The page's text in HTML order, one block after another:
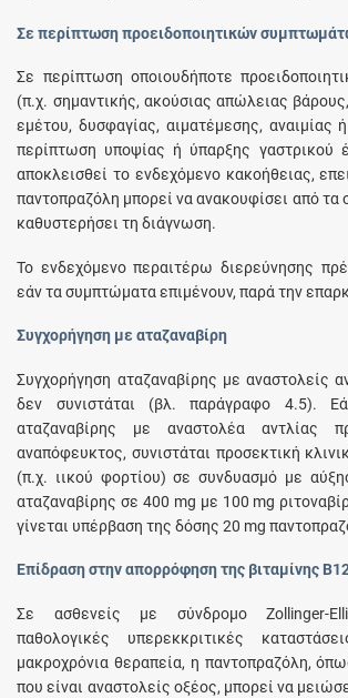
Σε περίπτωση προειδοποιητικών
Σε περίπτωση οποιουδήποτε
(π.χ. σημαντικής, ακούσιας απώλειας
εμέτου, δυσφαγίας, αιματέμεσης, αναιμίας
περίπτωση υποψίας ή ύπαρξης γαστρικού
αποκλεισθεί το ενδεχόμενο κακοήθειας,
παντοπραζόλη μπορεί να ανακουφίσει από τα
καθυστερήσει τη διάγνωση.
Το ενδεχόμενο περαιτέρω διερεύνησης
εάν τα συμπτώματα επιμένουν, παρά την
Συγχορήγηση με αταζαναβίρη
Συγχορήγηση αταζαναβίρης με αναστολείς
δεν συνιστάται (βλ. παράγραφο 4.5).
αταζαναβίρης με αναστολέα αντλίας
αναπόφευκτος, συνιστάται προσεκτική
(π.χ. ιικού φορτίου) σε συνδυασμό με
αταζαναβίρης σε 400 mg με 100 mg
γίνεται υπέρβαση της δόσης 20 mg
Επίδραση στην απορρόφηση της βιταμίνης
Σε ασθενείς με σύνδρομο Zollinger-
παθολογικές υπερεκκριτικές
μακροχρόνια θεραπεία, η παντοπραζόλη,
που είναι αναστολείς οξέος, μπορεί να